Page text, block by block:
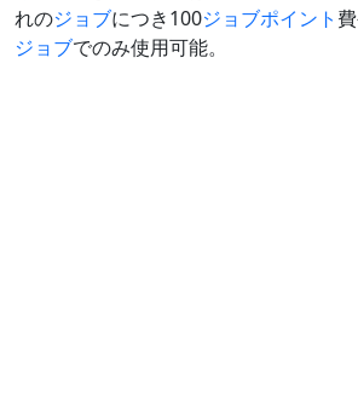
れのジョブにつき100ジョブポイント
ジョブでのみ使用可能。